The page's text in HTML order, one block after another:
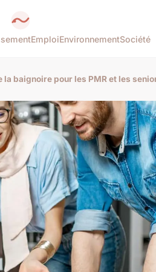
EmploiEnvironnementSociété
baignoire pour les PMR et les